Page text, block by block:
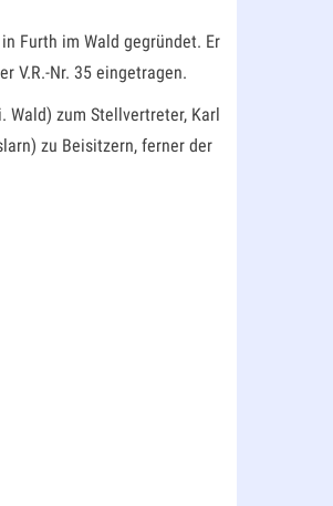
Furth im Wald gegründet. Er
V.R.-Nr. 35 eingetragen.
Wald) zum Stellvertreter, Karl
zu Beisitzern, ferner der